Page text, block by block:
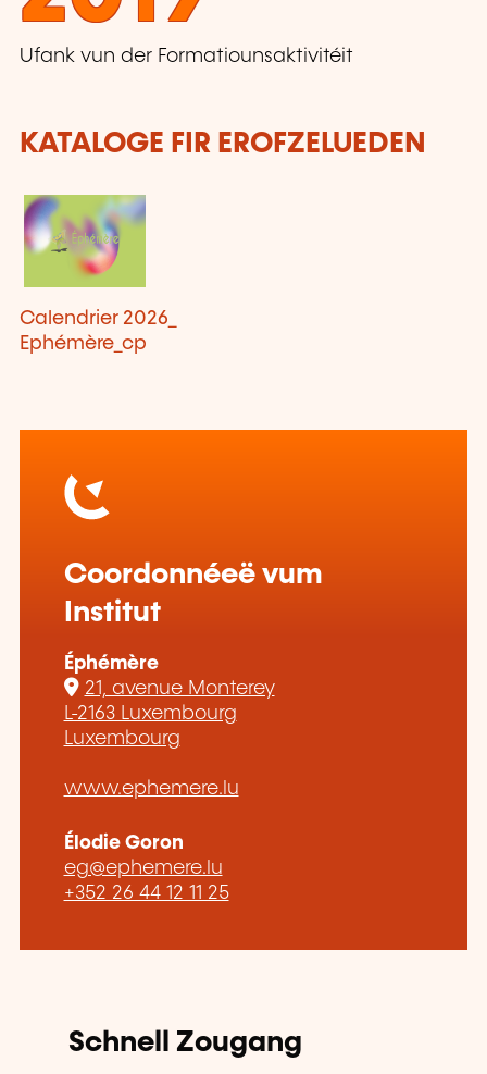
Ufank vun der Formatiounsaktivitéit
KATALOGE FIR EROFZELUEDEN
Calendrier 2026_
Ephémère_cp
Coordonnéeë vum
Institut
Éphémère
21, avenue Monterey
L-2163 Luxembourg
Luxembourg
www.ephemere.lu
Élodie Goron
eg@ephemere.lu
+352 26 44 12 11 25
Schnell Zougang